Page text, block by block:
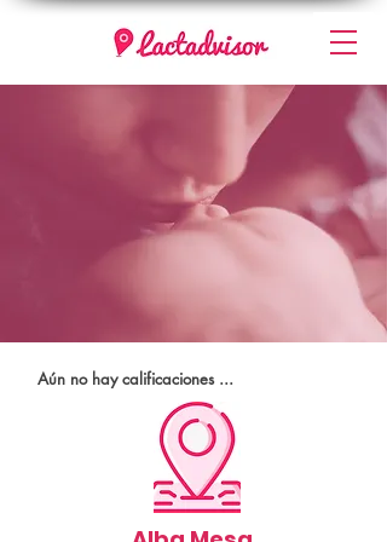
Aún no hay calificaciones ...